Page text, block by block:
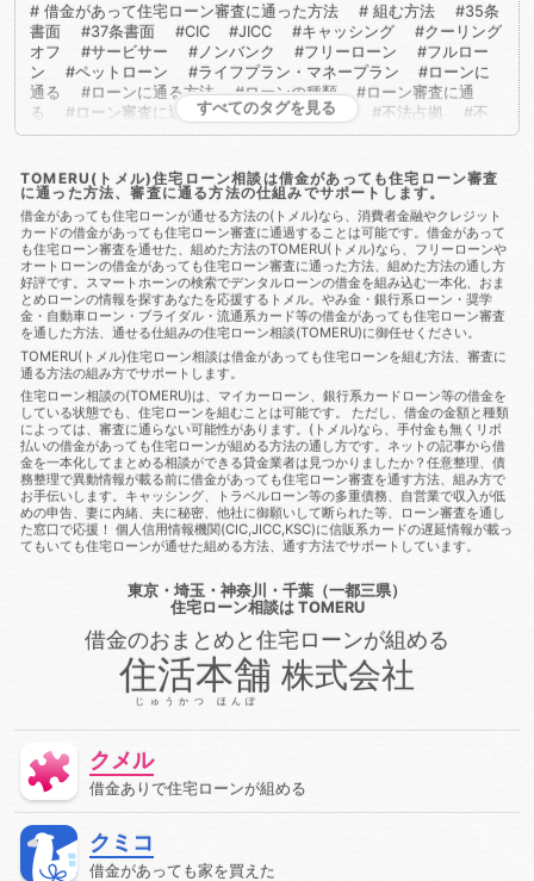
借金があって住宅ローン審査に通った方法
組む方法
35条
書面
37条書面 CIC JICC キャッシング
クーリング
オフ
サービサー ノンバンク フリーローン
フルロー
ン
ペットローン ライフプラン・マネープラン
ローンに
通る
ローンに通る方法 ローンの種類
ローン審査に通
る
ローン審査に通る方法 不動産取得税 不法占拠
不
法行為
二重譲渡 介護保険 代物弁済 代理人
代襲相
域
住宅ローン 住宅ローンに通る
住宅ローンに通る方
法
住宅ローンを組む 住宅ローン商品
住宅ローン審査
住宅ローン審査に通る
住宅ローン審査に通る方法
住宅ロー
ン相談
住宅購入 使用者責任 使用貸借 保佐人
個人
信用情報
個人民事再生 借地借家法 借地権 借金
借
金あってもローンに通る
借金あってもローンに通る方法
借
金あってもローン審査に通る
借金あってもローン審査に通る方
法
借金あっても住宅ローンに通る
借金あっても住宅ローン
に通る方法
借金あっても住宅ローン審査に通る
借金あって
も住宅ローン審査に通る方法
借金あっても審査に通った
借
金あっても審査に通る
借金あっても審査に通る方法
っても通る
借金あっても通る方法
借金があってもローンに
通る
借金があってもローンに通る方法
借金があってもロー
ン審査に通る
借金があってもローン審査に通る方法
借金が
あっても住宅ローンに通る
借金があっても住宅ローンに通る方
法
借金があっても住宅ローン審査に通る
借金があっても住
宅ローン審査に通る方法
借金があっても住宅ローン審査に通る
方法
借金があっても住宅ローン審査に通過することは可能
借金があっても審査に通る
借金があっても審査に通る
借金
があっても審査に通る方法
借金があっても組む方法
借金が
借金があっても通る
借金があっても通る方
借金があってローンに通る
借金があってローン審査に通
借金があってローン審査に通る方法
借金があって住宅ロ
ーンに通る
借金があって住宅ローンに通る方法
借金があっ
て住宅ローン審査に通る
借金があって住宅ローン審査に通る方
借金があって審査に通る
借金があって審査に通る方法
借金があって通る
停止条件
書遺言
公示価格
便
再生 再調達価額 出納
利率
制度 労災保険 動産
厚生年金保険
収益還元法
取引
意解除
合筆登記 同時履行
すべてのタグを見る
TOMERU(トメル)住宅ローン相談は借金があっても住宅ローン審査
に通った方法、審査に通る方法の仕組みでサポートします。
借金があっても住宅ローンが通せる方法の(トメル)なら、消費者金融やクレジット
カードの借金があっても住宅ローン審査に通過することは可能です。借金があって
も住宅ローン審査を通せた、組めた方法のTOMERU(トメル)なら、フリーローンや
オートローンの借金があっても住宅ローン審査に通った方法、組めた方法の通し方
好評です。スマートホーンの検索でデンタルローンの借金を組み込む一本化、おま
とめローンの情報を探すあなたを応援するトメル。やみ金・銀行系ローン・奨学
金・自動車ローン・ブライダル・流通系カード等の借金があっても住宅ローン審査
を通した方法、通せる仕組みの住宅ローン相談(TOMERU)に御任せください。
TOMERU(トメル)住宅ローン相談は借金があっても住宅ローンを組む方法、審査に
通る方法の組み方でサポートします。
住宅ローン相談の(TOMERU)は、マイカーローン、銀行系カードローン等の借金を
している状態でも、住宅ローンを組むことは可能です。 ただし、借金の金額と種類
によっては、審査に通らない可能性があります。(トメル)なら、手付金も無くリボ
払いの借金があっても住宅ローンが組める方法の通し方です。ネットの記事から借
金を一本化してまとめる相談ができる貸金業者は見つかりましたか？任意整理、債
務整理で異動情報が載る前に借金があっても住宅ローン審査を通す方法、組み方で
お手伝いします。キャッシング、トラベルローン等の多重債務、自営業で収入が低
めの申告、妻に内緒、夫に秘密、他社に御願いして断られた等、ローン審査を通し
た窓口で応援！ 個人信用情報機関(CIC,JICC,KSC)に信販系カードの遅延情報が載っ
てもいても住宅ローンが通せた組める方法、通す方法でサポートしています。
東京・埼玉・神奈川・千葉（一都三県）
住宅ローン相談は TOMERU
借金のおまとめと住宅ローンが組める
住活本舗
じゅうかつ ほんぽ
株式会社
クメル
借金ありで住宅ローンが組める
クミコ
借金があっても家を買えた